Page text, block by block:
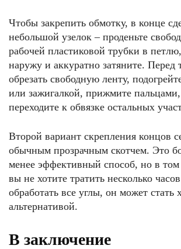
Чтобы закрепить обмотку, в конце
небольшой узелок – проденьте
рабочей пластиковой трубки в
наружу и аккуратно затяните. Перед
обрезать свободную ленту,
или зажигалкой, прижмите
переходите к обвязке остальных
Второй вариант скрепления концов
обычным прозрачным скотчем. Это
менее эффективный способ, но в том
вы не хотите тратить несколько
обработать все углы, он может стать
альтернативой.
В заключение